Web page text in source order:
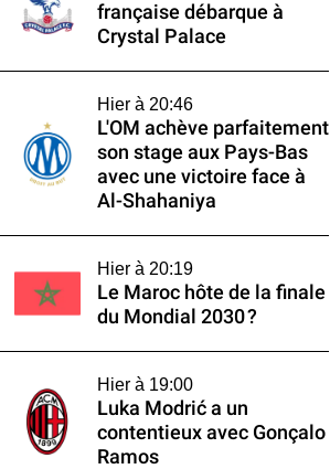
française débarque à
Crystal Palace
Hier à 20:46
L'OM achève parfaitement
son stage aux Pays-Bas
avec une victoire face à
Al-Shahaniya
Hier à 20:19
Le Maroc hôte de la finale
du Mondial 2030 ?
Hier à 19:00
Luka Modrić a un
contentieux avec Gonçalo
Ramos